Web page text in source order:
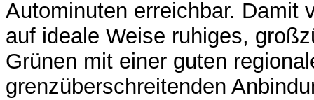
Autominuten erreichbar. Damit
auf ideale Weise ruhiges,
Grünen mit einer guten
grenzüberschreitenden